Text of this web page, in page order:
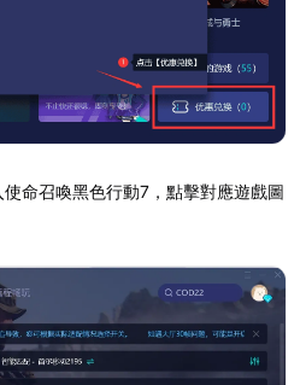
命召喚黑色行動7，點擊對應遊戲圖